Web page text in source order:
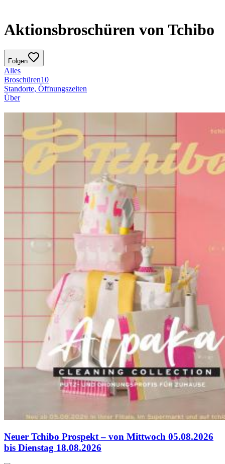
Aktionsbroschüren von Tchibo
Folgen
Alles
Broschüren10
Standorte, Öffnungszeiten
Über
Neuer Tchibo Prospekt – von Mittwoch 05.08.2026
bis Dienstag 18.08.2026